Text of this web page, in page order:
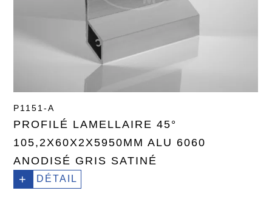
P1151-A
PROFILÉ LAMELLAIRE 45°
105,2X60X2X5950MM ALU 6060
ANODISÉ GRIS SATINÉ
+ DÉTAIL